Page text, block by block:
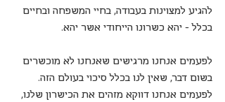
להגיע למצוינות בעבודה, בחיי המשפחה ובחיים
בכלל – יהא כשרונו הייחודי אשר יהא.
לפעמים אנחנו מרגישים שאנחנו לא מוכשרים
בשום דבר, שאין לנו בכלל סיכוי בעולם הזה.
לפעמים אנחנו דווקא מזהים את הכישרון שלנו,